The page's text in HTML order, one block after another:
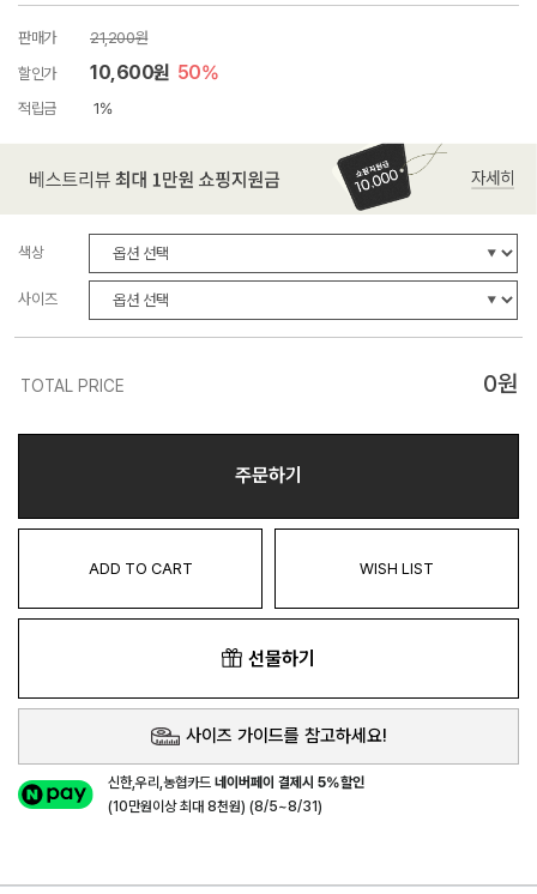
판매가
21,200원
할인가
10,600원 50%
적립금 1%
색상
사이즈
TOTAL PRICE 0원
주문하기
ADD TO CART WISH LIST
선물하기
사이즈 가이드를 참고하세요!
신한,우리,농협카드네이버페이 결제시 5%할인
(10만원이상 최대 8천원) (8/5~8/31)